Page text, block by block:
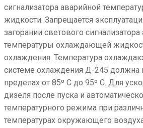
сигнализатора аварийной
жидкости. Запрещается
загорании светового
температуры охлаждающей
охлаждения. Температура
системе охлаждения Д-245 должна
пределах от 85º С до 95º С. Для
дизеля после пуска и
температурного режима при
температурах окружающего